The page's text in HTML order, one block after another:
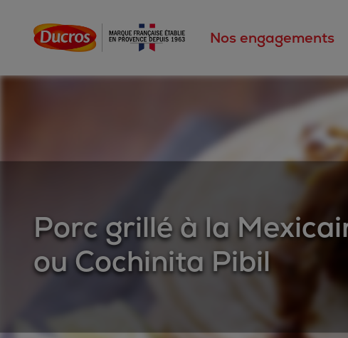
Nos engagements
Porc grillé à la
ou Cochinita Pibil